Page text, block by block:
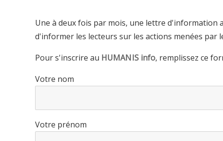
Une à deux fois par mois, une lettre d'information
d'informer les lecteurs sur les actions menées par
Pour s'inscrire au HUMANIS info, remplissez ce
Votre nom
Votre prénom